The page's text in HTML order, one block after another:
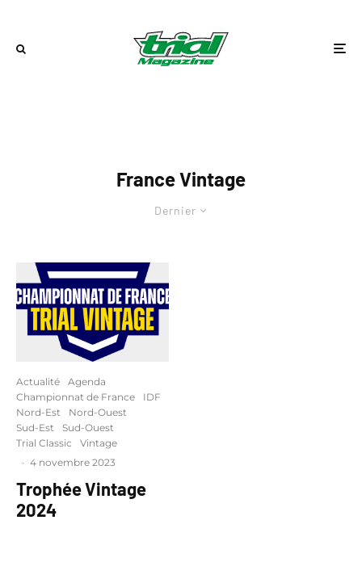
France Vintage
Dernier
Actualité
Agenda
Championnat de France
IDF
Nord-Est
Nord-Ouest
Sud-Est
Sud-Ouest
Trial Classic
Vintage
· 4 novembre 2023
Trophée Vintage
2024